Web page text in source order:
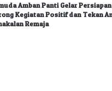
Amban Panti Gelar Persiapan
Kegiatan Positif dan Tekan
Remaja